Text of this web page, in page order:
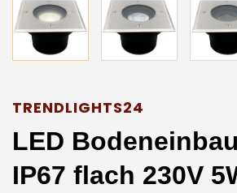
TRENDLIGHTS24
LED
IP67 flach 230V